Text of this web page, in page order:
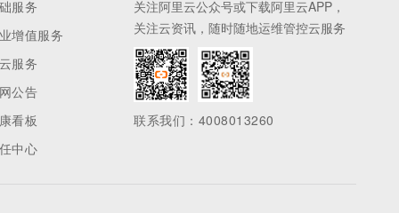
服务
增值服务
服务
公告
看板
中心
关注阿里云公众号或下载阿里云APP，
关注云资讯，随时随地运维管控云服务
联系我们：4008013260